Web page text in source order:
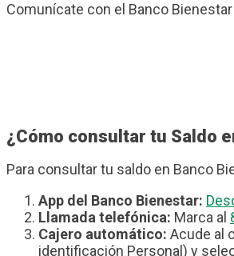
Comunícate con el Banco
¿Cómo consultar tu Saldo
Para consultar tu saldo en Banco
App del Banco Bienestar:
Llamada telefónica: Marca al
Cajero automático: Acude al
identificación Personal) y